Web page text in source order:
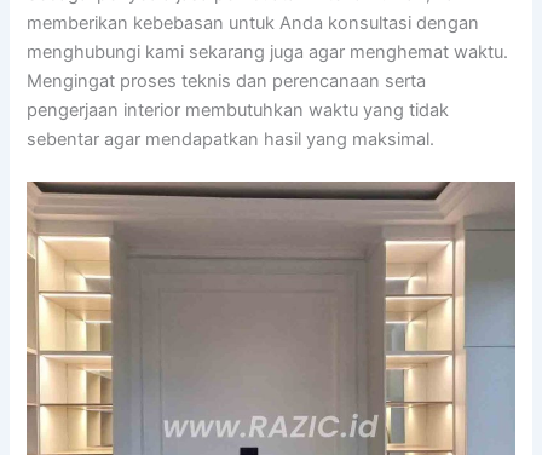
memberikan kebebasan untuk Anda konsultasi dengan
menghubungi kami sekarang juga agar menghemat waktu.
Mengingat proses teknis dan perencanaan serta
pengerjaan interior membutuhkan waktu yang tidak
sebentar agar mendapatkan hasil yang maksimal.